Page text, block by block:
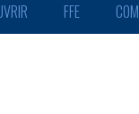
FFE